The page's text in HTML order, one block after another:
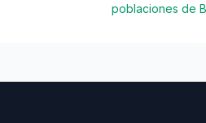
poblaciones de